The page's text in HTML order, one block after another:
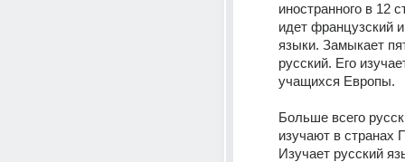
иностранного в 12
идет французский
языки. Замыкает
русский. Его
учащихся Европы.
Больше всего
изучают в странах
Изучает русский